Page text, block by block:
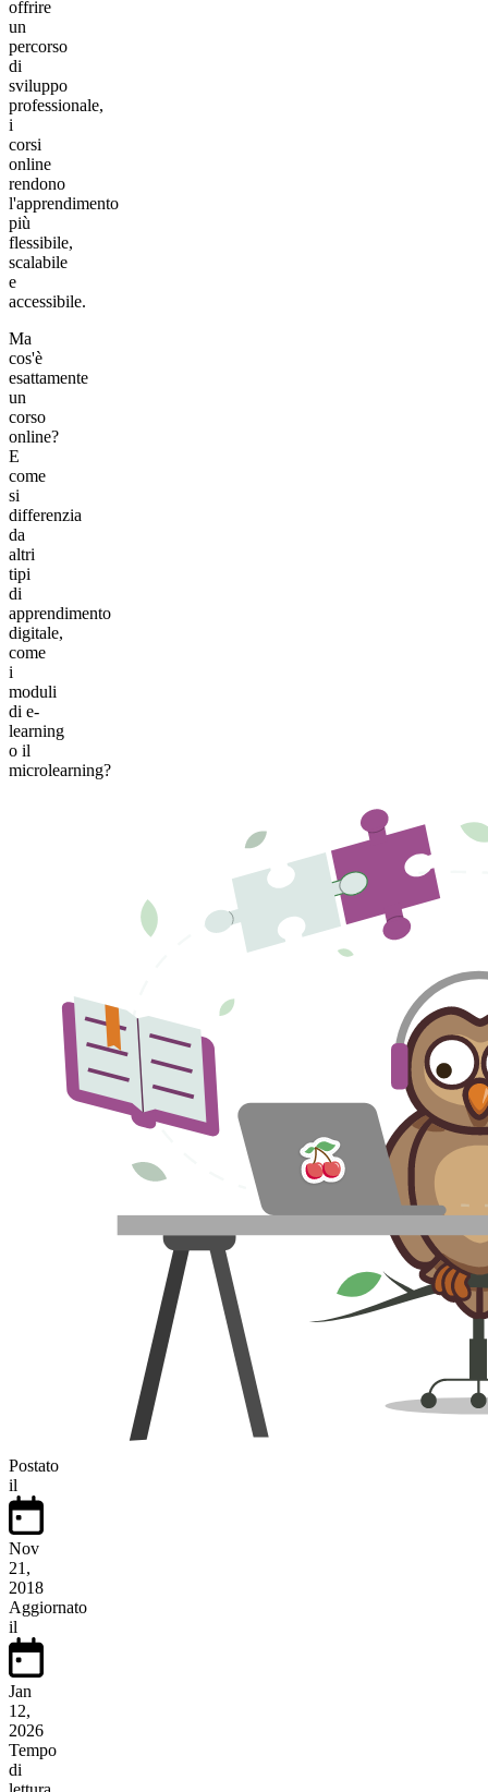
offrire
un
percorso
di
sviluppo
professionale,
i
corsi
online
rendono
l'apprendimento
più
flessibile,
scalabile
e
accessibile.
Ma
cos'è
esattamente
un
corso
online?
E
come
si
differenzia
da
altri
tipi
di
apprendimento
digitale,
come
i
moduli
di e-
learning
o il
microlearning?
Postato
il
Nov
21,
2018
Aggiornato
il
Jan
12,
2026
Tempo
di